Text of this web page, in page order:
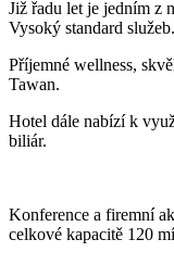
Již řadu let je jedním z
Vysoký standard služeb.
Příjemné wellness,
Tawan.
Hotel dále nabízí k
biliár.
Konference a firemní
celkové kapacitě 120